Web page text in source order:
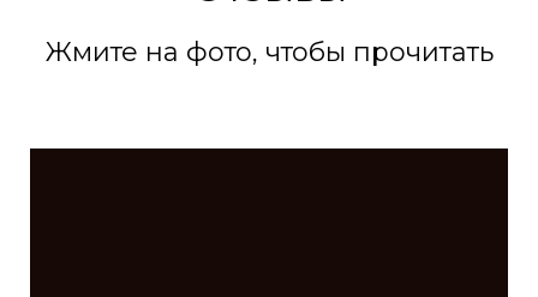
Жмите на фото, чтобы прочитать